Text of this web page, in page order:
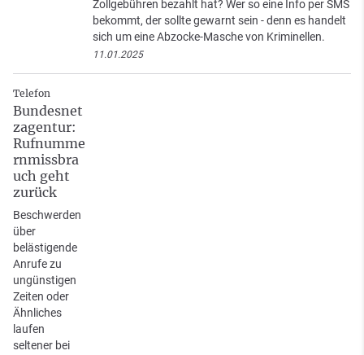
Zollgebühren bezahlt hat? Wer so eine Info per SMS
bekommt, der sollte gewarnt sein - denn es handelt
sich um eine Abzocke-Masche von Kriminellen.
11.01.2025
Telefon
Bundesnet
zagentur:
Rufnumme
rnmissbra
uch geht
zurück
Beschwerden
über
belästigende
Anrufe zu
ungünstigen
Zeiten oder
Ähnliches
laufen
seltener bei